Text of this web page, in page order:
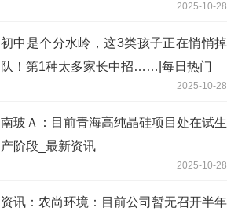
2025-10-28
初中是个分水岭，这3类孩子正在悄悄掉
队！第1种太多家长中招……|每日热门
2025-10-28
南玻Ａ：目前青海高纯晶硅项目处在试生
产阶段_最新资讯
2025-10-28
资讯：农尚环境：目前公司暂无召开半年